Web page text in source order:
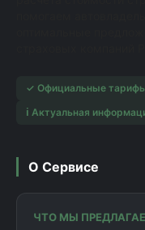
✓ Официальные
ℹ️ Актуальная
О Сервисе
ЧТО МЫ